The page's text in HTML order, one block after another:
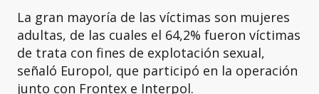
La gran mayoría de las víctimas son mujeres
adultas, de las cuales el 64,2% fueron víctimas
de trata con fines de explotación sexual,
señaló Europol, que participó en la operación
junto con Frontex e Interpol.